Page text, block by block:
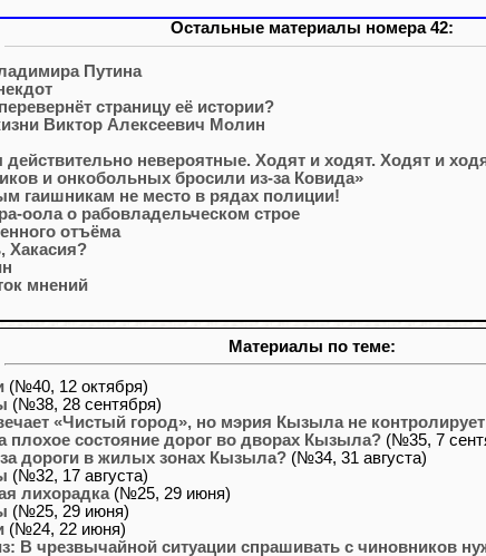
Остальные материалы номера 42:
Путина
страницу её истории?
Виктор Алексеевич Молин
действительно невероятные. Ходят и ходят. Ходят и
и онкобольных бросили из-за Ковида»
гаишникам не место в рядах полиции!
оола о рабовладельческом строе
отъёма
Хакасия?
мнений
Материалы по теме:
(№40, 12 октября)
(№38, 28 сентября)
«Чистый город», но мэрия Кызыла не контролирует
плохое состояние дорог во дворах Кызыла? (№35, 7
за дороги в жилых зонах Кызыла? (№34, 31 августа)
(№32, 17 августа)
лихорадка(№25, 29 июня)
(№25, 29 июня)
(№24, 22 июня)
В чрезвычайной ситуации спрашивать с чиновников